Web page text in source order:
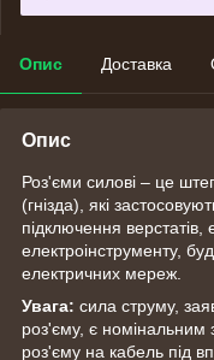
Опис Доставка
Опис
Роз'єми силові – це
(гнізда), які
підключення
електроінструменту,
електричних мереж.
Увага: сила струму,
роз'єму, є номінальним
роз'єму на кабель під